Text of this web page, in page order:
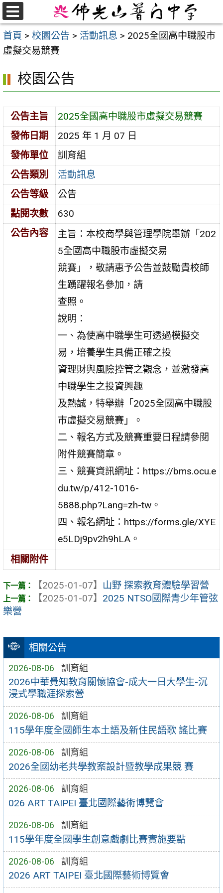
跳
至
主
要
首頁 > 校園公告 > 活動訊息 > 2025全國高中職股市
虛擬交易競賽
相關公告
2026-08-06 訓育組
2026中華覺知教育關懷協會-成大一日大學生-沉
浸式學職涯探索營
2026-08-06 訓育組
115學年度全國師生本土語及新住民語歌 謠比賽
2026-08-06 訓育組
2026全國幼老共學教案設計暨教學成果競 賽
2026-08-06 訓育組
026 ART TAIPEI 臺北國際藝術博覽會
2026-08-06 訓育組
115學年度全國學生創意戲劇比賽實施要點
2026-08-06 訓育組
2026 ART TAIPEI 臺北國際藝術博覽會
校園公告
公告主旨
2025全國高中職股市虛擬交易競賽
發佈日期
2025 年 1 月 07 日
發佈單位
訓育組
公告類別
活動訊息
公告等級
公告
點閱次數
630
公告內容
主旨：本校商學與管理學院舉辦「202
5全國高中職股市虛擬交易
競賽」，敬請惠予公告並鼓勵貴校師
生踴躍報名參加，請
查照。
說明：
一、為使高中職學生可透過模擬交
易，培養學生具備正確之投
資理財與風險控管之觀念，並激發高
中職學生之投資興趣
及熱誠，特舉辦「2025全國高中職股
市虛擬交易競賽」。
二、報名方式及競賽重要日程請參閱
附件競賽簡章。
三、競賽資訊網址：https://bms.ocu.e
du.tw/p/412-1016-
5888.php?Lang=zh-tw。
四、報名網址：https://forms.gle/XYE
e5LDj9pv2h9hLA。
相關附件
【2025-01-07】 山野 探索教育體驗學習營
【2025-01-07】 2025 NTSO國際青少年管弦
樂營
選
單